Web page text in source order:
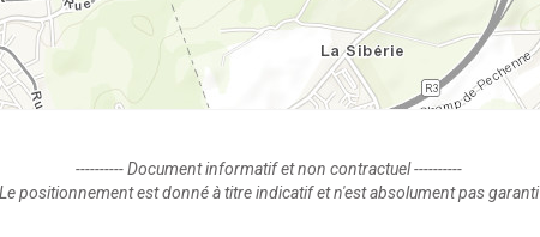
---------- Document informatif et non contractuel ----------
Le positionnement est donné à titre indicatif et n'est absolument pas garanti